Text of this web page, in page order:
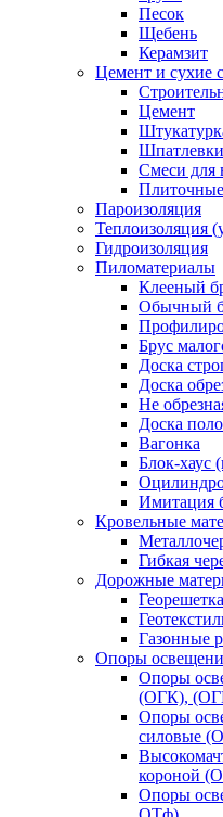
Песок
Щебень
Керамзит
Цемент и сухие
Цемент
Шпатлевки
Смеси для
Пароизоляция
Теплоизоляция
Гидроизоляция
Пиломатериалы
Клееный
Обычный
Брус
Доска
Доска
Не
Доска
Вагонка
Блок-хаус
Имитация
Кровельные
Гибкая
Дорожные
Георешетка
Газонные
Опоры
Опоры
(ОГК),
Опоры
силовые
короной
Опоры